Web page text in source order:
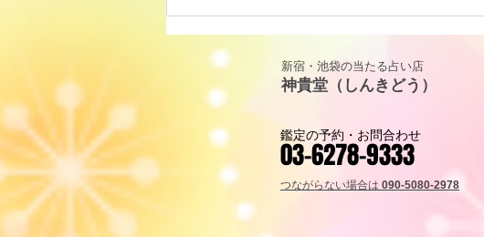
ト解説｜カップ・キング
（KING OF CUPS）「寛容と
新宿・池袋の当たる占い​店
神貴堂（しんきどう）
鑑定の予約・お問合わせ
03-6278-9333
つながらない場合は 090-5080-2978